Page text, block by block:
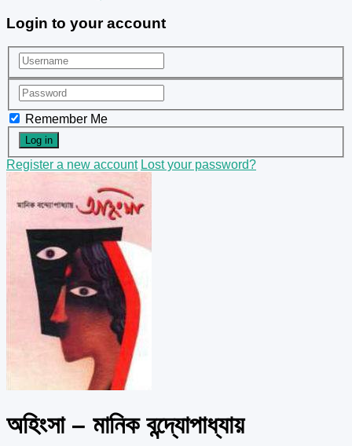
Login to your account
Remember Me
Register a new account Lost your password?
অহিংসা – মানিক বন্দ্যোপাধ্যায়